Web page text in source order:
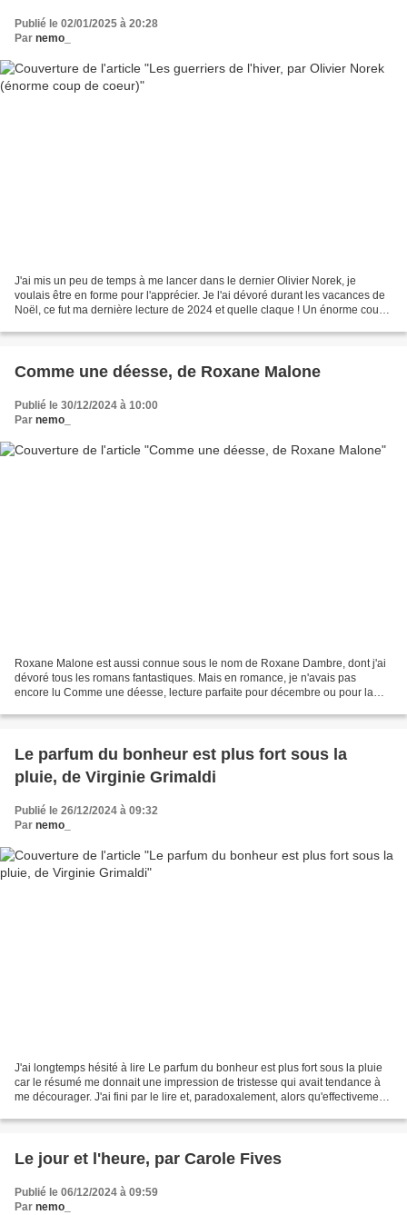
Publié le 02/01/2025 à 20:28
Par nemo_
J'ai mis un peu de temps à me lancer dans le dernier Olivier Norek, je
voulais être en forme pour l'apprécier. Je l'ai dévoré durant les vacances de
Noël, ce fut ma dernière lecture de 2024 et quelle claque ! Un énorme coup
Comme une déesse, de Roxane Malone
Publié le 30/12/2024 à 10:00
Par nemo_
Roxane Malone est aussi connue sous le nom de Roxane Dambre, dont j'ai
dévoré tous les romans fantastiques. Mais en romance, je n'avais pas
encore lu Comme une déesse, lecture parfaite pour décembre ou pour la
Le parfum du bonheur est plus fort sous la
pluie, de Virginie Grimaldi
Publié le 26/12/2024 à 09:32
Par nemo_
J'ai longtemps hésité à lire Le parfum du bonheur est plus fort sous la pluie
car le résumé me donnait une impression de tristesse qui avait tendance à
me décourager. J'ai fini par le lire et, paradoxalement, alors qu'effectivement,
Le jour et l'heure, par Carole Fives
Publié le 06/12/2024 à 09:59
Par nemo_